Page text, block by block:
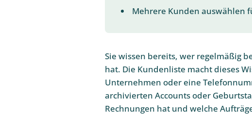
Mehrere Kunden auswählen
Sie wissen bereits, wer regelmäßig
hat. Die Kundenliste macht dieses
Unternehmen oder eine
archivierten Accounts oder
Rechnungen hat und welche